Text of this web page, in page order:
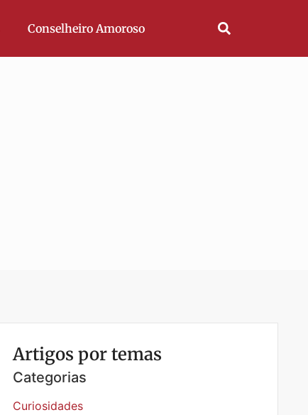
Conselheiro Amoroso
Artigos por temas
Categorias
Curiosidades